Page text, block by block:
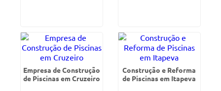
Empresa de Construção
de Piscinas em Cruzeiro
Construção e Reforma
de Piscinas em Itapeva